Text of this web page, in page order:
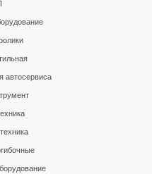
автосервиса